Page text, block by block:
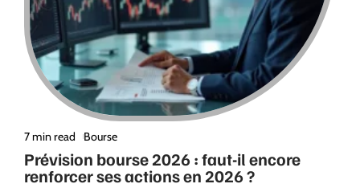
7 min read Bourse
Prévision bourse 2026 : faut-il encore
renforcer ses actions en 2026 ?